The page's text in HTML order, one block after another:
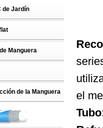
de Jardín
Manguera
de la Manguera
el